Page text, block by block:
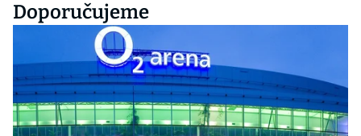
Doporučujeme